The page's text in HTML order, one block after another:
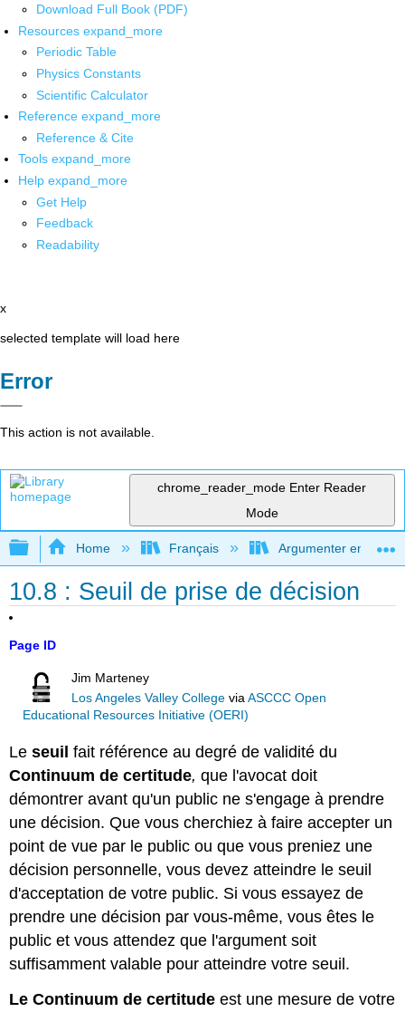
Download Full Book (PDF)
Resources expand_more
Periodic Table
Physics Constants
Scientific Calculator
Reference expand_more
Reference & Cite
Tools expand_more
Help expand_more
Get Help
Feedback
Readability
x
selected template will load here
Error
This action is not available.
chrome_reader_mode Enter Reader
Mode
Expand/collapse global hierarchy
Home Français Argumenter en
10.8 : Seuil de prise de décision
Page ID
Jim Marteney
Los Angeles Valley College viaASCCC Open
Educational Resources Initiative (OERI)
Leseuil fait référence au degré de validité du
Continuum de certitude, que l'avocat doit
démontrer avant qu'un public ne s'engage à prendre
une décision. Que vous cherchiez à faire accepter un
point de vue par le public ou que vous preniez une
décision personnelle, vous devez atteindre le seuil
d'acceptation de votre public. Si vous essayez de
prendre une décision par vous-même, vous êtes le
public et vous attendez que l'argument soit
suffisamment valable pour atteindre votre seuil.
Le Continuum de certitude est une mesure de votre